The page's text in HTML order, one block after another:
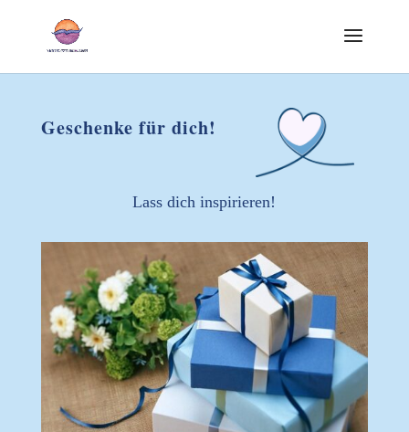
Geschenke für dich!
Lass dich inspirieren!